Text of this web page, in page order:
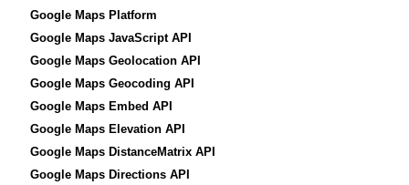
Google Maps Platform
Google Maps JavaScript API
Google Maps Geolocation API
Google Maps Geocoding API
Google Maps Embed API
Google Maps Elevation API
Google Maps DistanceMatrix API
Google Maps Directions API